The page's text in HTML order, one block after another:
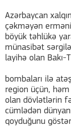
Azərbaycan
çəkməyən
böyük təhlükə
münasibət
layihə olan
bombaları ilə
region üçün,
olan dövlətlərin
cümlədən
qoyduğunu